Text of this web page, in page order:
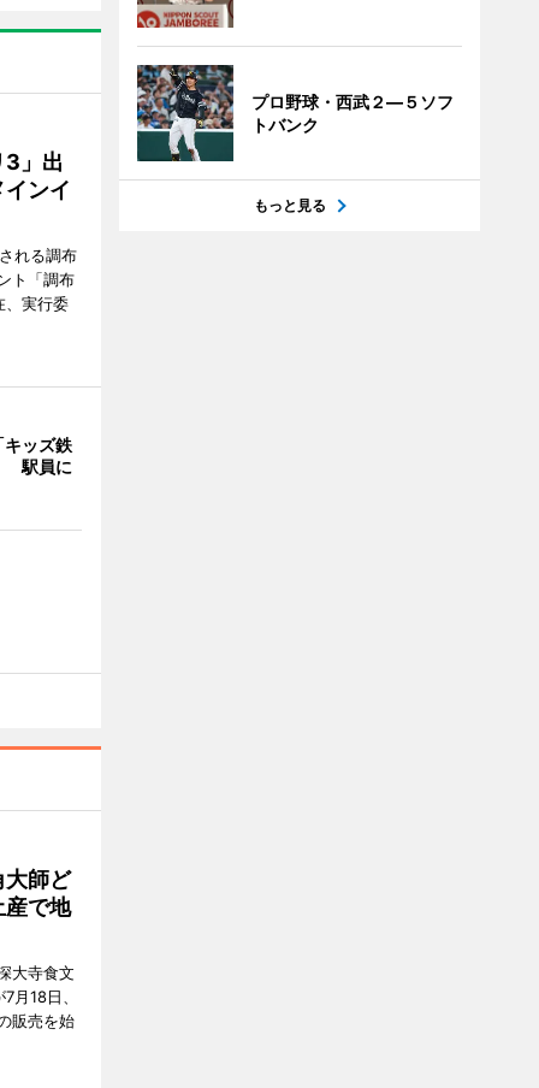
3」出
ンイ
れる調布
ト「調布
、実行委
キッズ鉄
駅員に
師ど
で地
大寺食文
月18日、
販売を始
プロ野球・西武２―５ソフ
トバンク
もっと見る